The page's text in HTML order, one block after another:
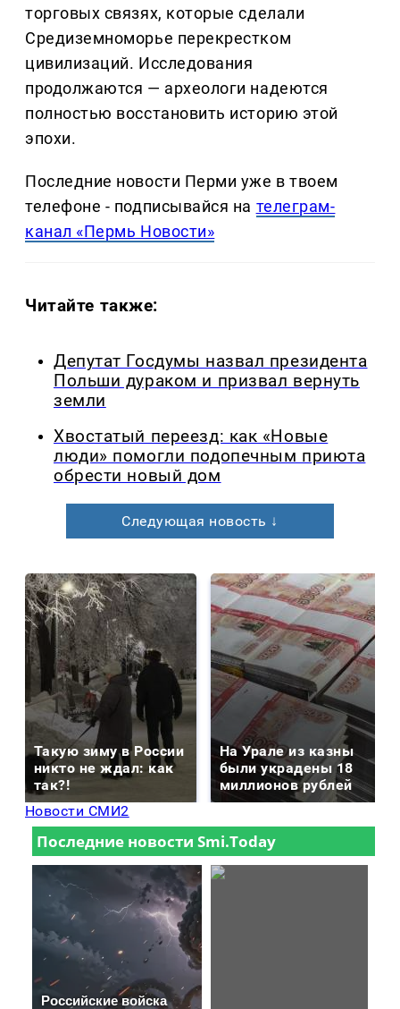
торговых связях, которые сделали
Средиземноморье перекрестком
цивилизаций. Исследования
продолжаются — археологи надеются
полностью восстановить историю этой
эпохи.
Последние новости Перми уже в твоем
телефоне - подписывайся на телеграм-
канал «Пермь Новости»
Читайте также:
Депутат Госдумы назвал президента
Польши дураком и призвал вернуть
земли
Хвостатый переезд: как «Новые
люди» помогли подопечным приюта
обрести новый дом
Следующая новость ↓
Такую зиму в России
никто не ждал: как
так?!
На Урале из казны
были украдены 18
миллионов рублей
Новости СМИ2